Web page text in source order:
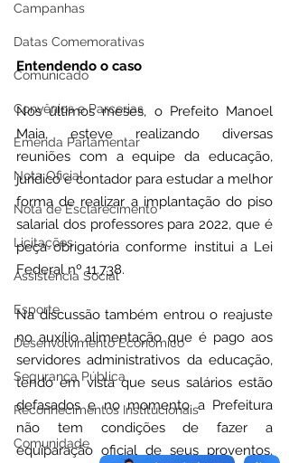
Campanhas
Datas Comemorativas
Comunicado
Convênios e Parcerias
Emenda Parlamentar
Nota Oficial
Nota de Esclarecimento
Licitações
Assistência Social
Esporte
Desenvolvimento Econômico
Segurança Pública
Reconhecimentos Institucionais
Comunidade
Entendendo o caso
Nos últimos meses, o Prefeito Manoel
Maia, esteve realizando diversas
reuniões com a equipe da educação,
jurídico e contador para estudar a melhor
forma de realizar a implantação do piso
salarial dos professores para 2022, que é
peça obrigatória conforme institui a Lei
Federal nº 11.738.
Na discussão também entrou o reajuste
no auxílio alimentação que é pago aos
servidores administrativos da educação,
tendo em vista que seus salários estão
defasados e no momento a Prefeitura
não tem condições de fazer a
equiparação oficial de seus proventos,